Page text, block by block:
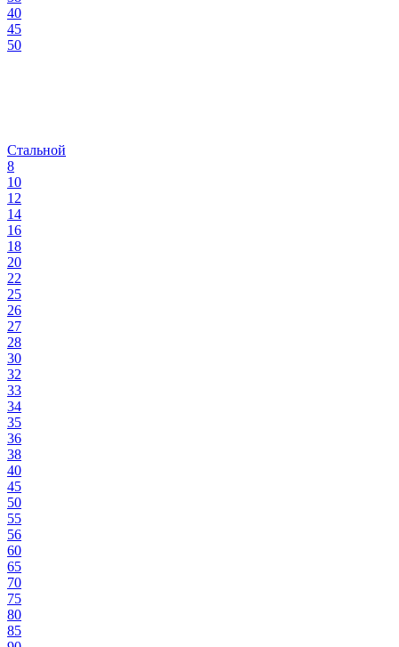
40
45
50
Стальной
8
10
12
14
16
18
20
22
25
26
27
28
30
32
33
34
35
36
38
40
45
50
55
56
60
65
70
75
80
85